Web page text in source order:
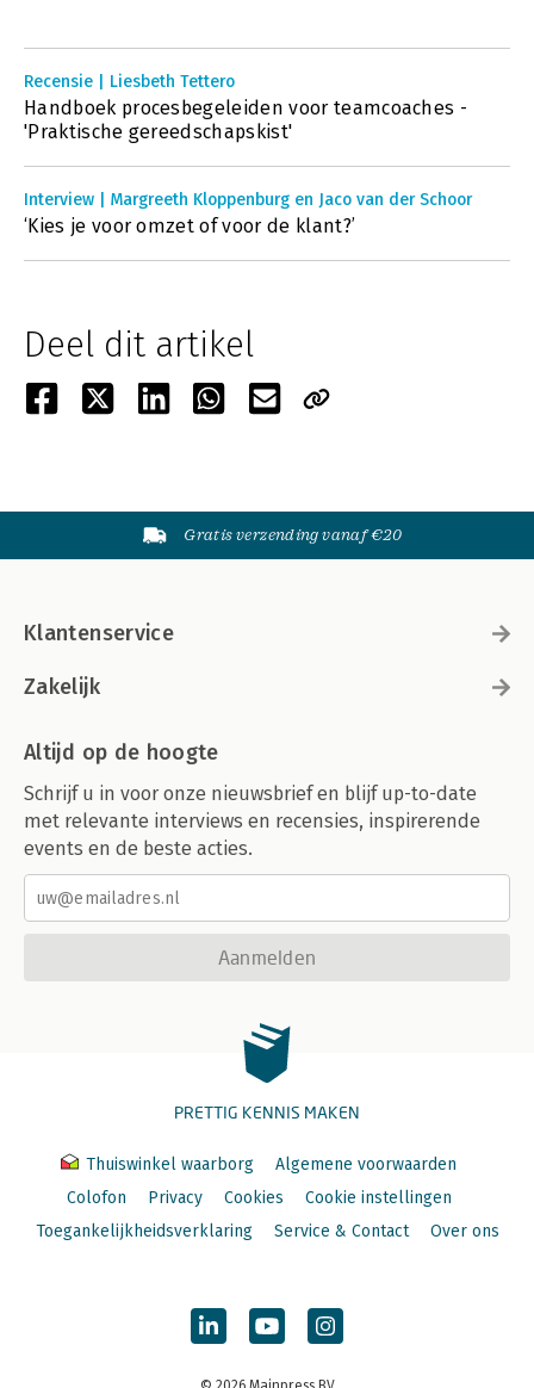
Recensie | Liesbeth Tettero
Handboek procesbegeleiden voor teamcoaches -
'Praktische gereedschapskist'
Interview | Margreeth Kloppenburg en Jaco van der Schoor
‘Kies je voor omzet of voor de klant?’
Deel dit artikel
Gratis verzending vanaf €20
Klantenservice
Zakelijk
Altijd op de hoogte
Schrijf u in voor onze nieuwsbrief en blijf up-to-date
met relevante interviews en recensies, inspirerende
events en de beste acties.
Aanmelden
PRETTIG KENNIS MAKEN
Thuiswinkel waarborg
Algemene voorwaarden
Colofon
Privacy Cookies
Cookie instellingen
Toegankelijkheidsverklaring
Service & Contact Over ons